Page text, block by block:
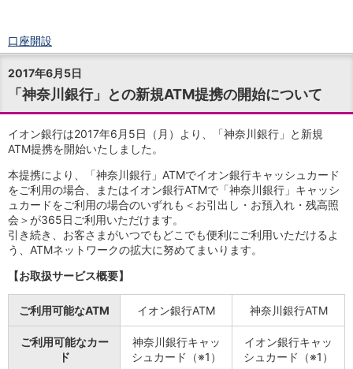
口座開設
ログイン
チャット
メニュー
商品・サービス
預金
円預金TOP
普通預金
定期預金
積立式定期預金
外貨預金TOP
外貨普通預金
外貨定期預金
外貨普通預金積立
投資信託TOP
証券口座開設
投信つみたて
2017年6月5日
「神奈川銀行」との新規ATM提携の開始について
イオン銀行は2017年6月5日（月）より、「神奈川銀行」と新規
ATM提携を開始いたしました。
本提携により、「神奈川銀行」ATMでイオン銀行キャッシュカード
をご利用の場合、またはイオン銀行ATMで「神奈川銀行」キャッシ
ュカードをご利用の場合のいずれも＜お引出し・お預入れ・残高照
会＞が365日ご利用いただけます。
引き続き、お客さまがいつでもどこでも便利にご利用いただけるよ
う、ATMネットワークの拡大に努めてまいります。
【お取扱サービス概要】
ご利用可能なATM イオン銀行ATM 神奈川銀行ATM
ご利用可能なカー
ド
神奈川銀行キャッ
シュカード（※1）
イオン銀行キャッ
シュカード（※1）